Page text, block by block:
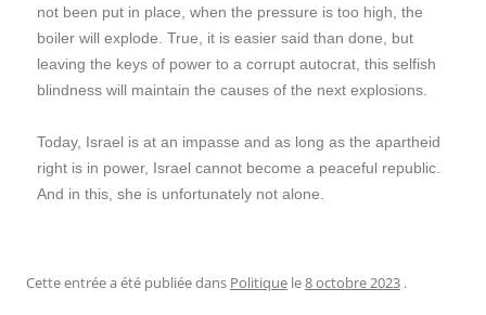
not been put in place, when the pressure is too high, the
boiler will explode. True, it is easier said than done, but
leaving the keys of power to a corrupt autocrat, this selfish
blindness will maintain the causes of the next explosions.
Today, Israel is at an impasse and as long as the apartheid
right is in power, Israel cannot become a peaceful republic.
And in this, she is unfortunately not alone.
Cette entrée a été publiée dans Politique le8 octobre 2023 .